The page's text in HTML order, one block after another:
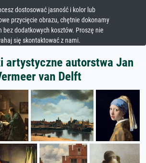
dostosować jasność i kolor lub
przycięcie obrazu, chętnie dokonamy
bez dodatkowych kosztów. Proszę nie
się skontaktować z nami.
artystyczne autorstwa Jan
van Delft